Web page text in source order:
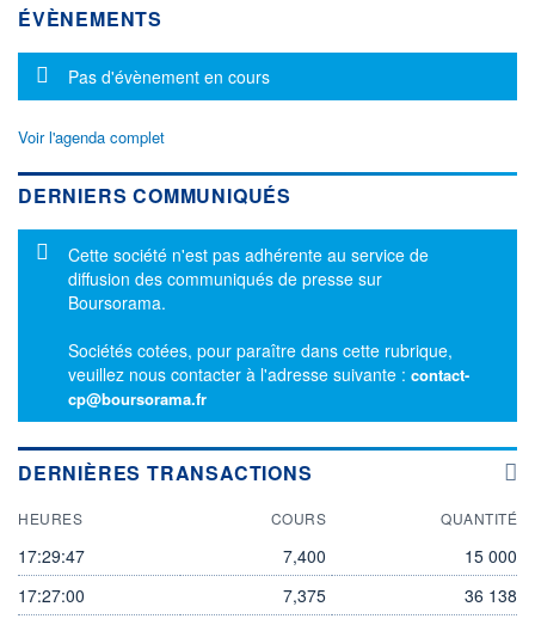
ÉVÈNEMENTS
Message d'information
Pas d'évènement en cours
Voir l'agenda complet
DERNIERS COMMUNIQUÉS
Message d'information
Cette société n'est pas adhérente au service de
diffusion des communiqués de presse sur
Boursorama.
Sociétés cotées, pour paraître dans cette rubrique,
veuillez nous contacter à l'adresse suivante : contact-
cp@boursorama.fr
DERNIÈRES TRANSACTIONS
HEURES COURS QUANTITÉ
17:29:47 7,400
15 000
17:27:00
7,375
36 138